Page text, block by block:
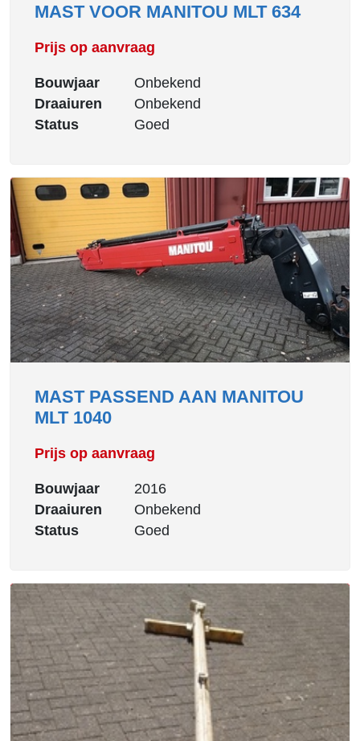
MAST VOOR MANITOU MLT 634
Prijs op aanvraag
Bouwjaar
Onbekend
Draaiuren
Onbekend
Status
Goed
MAST PASSEND AAN MANITOU
MLT 1040
Prijs op aanvraag
Bouwjaar
2016
Draaiuren
Onbekend
Status
Goed